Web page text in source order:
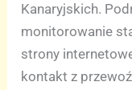
Kanaryjskich.
monitorowanie
strony
kontakt z